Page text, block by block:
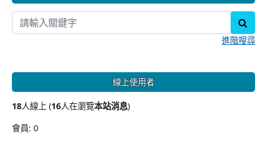
進階搜尋
線上使用者
18人線上 (16人在瀏覽本站消息)
會員: 0